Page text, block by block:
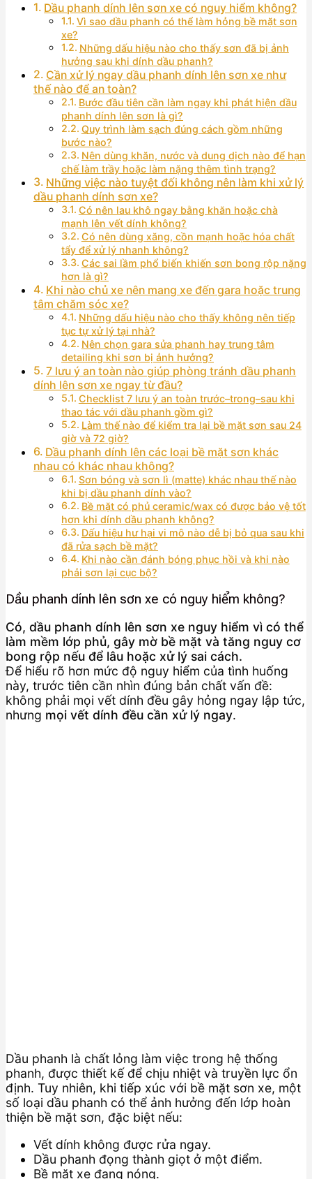
Dầu phanh dính lên sơn xe có nguy hiểm không?
Vì sao dầu phanh có thể làm hỏng bề mặt sơn
xe?
Những dấu hiệu nào cho thấy sơn đã bị ảnh
hưởng sau khi dính dầu phanh?
Cần xử lý ngay dầu phanh dính lên sơn xe như
thế nào để an toàn?
Bước đầu tiên cần làm ngay khi phát hiện dầu
phanh dính lên sơn là gì?
Quy trình làm sạch đúng cách gồm những
bước nào?
Nên dùng khăn, nước và dung dịch nào để hạn
chế làm trầy hoặc làm nặng thêm tình trạng?
Những việc nào tuyệt đối không nên làm khi xử lý
dầu phanh dính sơn xe?
Có nên lau khô ngay bằng khăn hoặc chà
mạnh lên vết dính không?
Có nên dùng xăng, cồn mạnh hoặc hóa chất
tẩy để xử lý nhanh không?
Các sai lầm phổ biến khiến sơn bong rộp nặng
hơn là gì?
Khi nào chủ xe nên mang xe đến gara hoặc trung
tâm chăm sóc xe?
Những dấu hiệu nào cho thấy không nên tiếp
tục tự xử lý tại nhà?
Nên chọn gara sửa phanh hay trung tâm
detailing khi sơn bị ảnh hưởng?
7 lưu ý an toàn nào giúp phòng tránh dầu phanh
dính lên sơn xe ngay từ đầu?
Checklist 7 lưu ý an toàn trước–trong–sau khi
thao tác với dầu phanh gồm gì?
Làm thế nào để kiểm tra lại bề mặt sơn sau 24
giờ và 72 giờ?
Dầu phanh dính lên các loại bề mặt sơn khác
nhau có khác nhau không?
Sơn bóng và sơn lì (matte) khác nhau thế nào
khi bị dầu phanh dính vào?
Bề mặt có phủ ceramic/wax có được bảo vệ tốt
hơn khi dính dầu phanh không?
Dấu hiệu hư hại vi mô nào dễ bị bỏ qua sau khi
đã rửa sạch bề mặt?
Khi nào cần đánh bóng phục hồi và khi nào
phải sơn lại cục bộ?
Dầu phanh dính lên sơn xe có nguy hiểm không?
Có, dầu phanh dính lên sơn xe nguy hiểm vì có thể
làm mềm lớp phủ, gây mờ bề mặt và tăng nguy cơ
bong rộp nếu để lâu hoặc xử lý sai cách.
Để hiểu rõ hơn mức độ nguy hiểm của tình huống
này, trước tiên cần nhìn đúng bản chất vấn đề:
không phải mọi vết dính đều gây hỏng ngay lập tức,
nhưng mọi vết dính đều cần xử lý ngay.
Dầu phanh là chất lỏng làm việc trong hệ thống
phanh, được thiết kế để chịu nhiệt và truyền lực ổn
định. Tuy nhiên, khi tiếp xúc với bề mặt sơn xe, một
số loại dầu phanh có thể ảnh hưởng đến lớp hoàn
thiện bề mặt sơn, đặc biệt nếu:
Vết dính không được rửa ngay.
Dầu phanh đọng thành giọt ở một điểm.
Bề mặt xe đang nóng.